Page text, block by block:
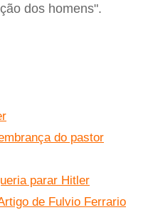
dos homens".
do pastor
parar Hitler
de Fulvio Ferrario